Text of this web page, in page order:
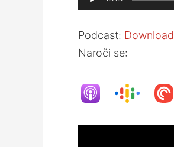
Player
Podcast: Download
Naroči se: